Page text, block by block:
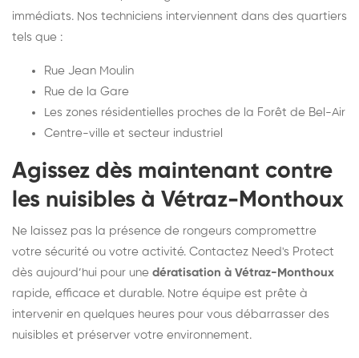
immédiats. Nos techniciens interviennent dans des quartiers
tels que :
Rue Jean Moulin
Rue de la Gare
Les zones résidentielles proches de la Forêt de Bel-Air
Centre-ville et secteur industriel
Agissez dès maintenant contre
les nuisibles à Vétraz-Monthoux
Ne laissez pas la présence de rongeurs compromettre
votre sécurité ou votre activité. Contactez Need's Protect
dès aujourd’hui pour une dératisation à Vétraz-Monthoux
rapide, efficace et durable. Notre équipe est prête à
intervenir en quelques heures pour vous débarrasser des
nuisibles et préserver votre environnement.